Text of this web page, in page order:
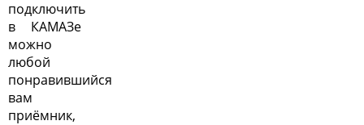
подключить
в КАМАЗе
можно
любой
понравившийся
вам
приёмник,